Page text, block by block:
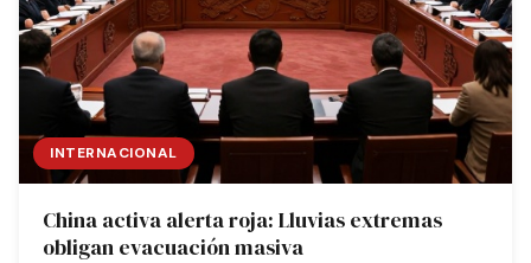
INTERNACIONAL
China activa alerta roja: Lluvias extremas
obligan evacuación masiva